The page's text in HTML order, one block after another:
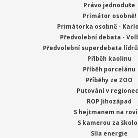
Právo jednoduše
Primátor osobně!
Primátorka osobně -
Předvolební debata -
Předvolební superdebata lídrů
Příběh kaolinu
Příběh porcelánu
Příběhy ze ZOO
Putování v
ROP Jihozápad
S hejtmanem na
S kamerou za
Síla energie